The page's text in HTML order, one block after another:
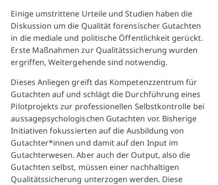
Einige umstrittene Urteile und Studien haben die
Diskussion um die Qualität forensischer Gutachten
in die mediale und politische Öffentlichkeit gerückt.
Erste Maßnahmen zur Qualitätssicherung wurden
ergriffen, Weitergehende sind notwendig.
Dieses Anliegen greift das Kompetenzzentrum für
Gutachten auf und schlägt die Durchführung eines
Pilotprojekts zur professionellen Selbstkontrolle bei
aussagepsychologischen Gutachten vor. Bisherige
Initiativen fokussierten auf die Ausbildung von
Gutachter*innen und damit auf den Input im
Gutachterwesen. Aber auch der Output, also die
Gutachten selbst, müssen einer nachhaltigen
Qualitätssicherung unterzogen werden. Diese